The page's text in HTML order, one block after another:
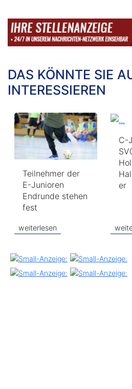
DAS KÖNNTE SIE
INTERESSIEREN
Teilnehmer der
E-Junioren
Endrunde stehen
fest
weiterlesen
C-
er